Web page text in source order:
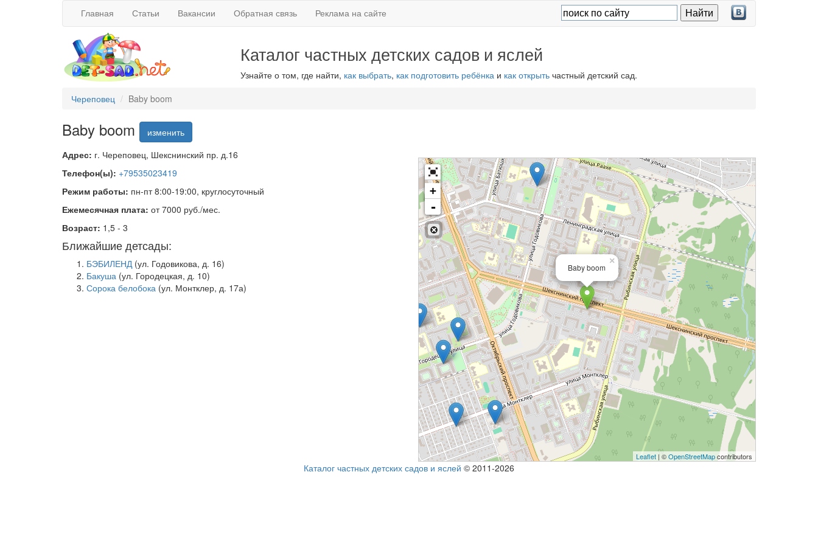
Главная Статьи Вакансии Обратная связь Реклама на сайте
Каталог частных детских садов и яслей
Узнайте о том, где найти, как выбрать, как подготовить ребёнкаи как открытьчастный детский сад.
Череповец
Baby boom
Baby boom
изменить
Адрес: г. Череповец, Шекснинский пр. д.16
Телефон(ы): +79535023419
Режим работы: пн-пт 8:00-19:00, круглосуточный
Ежемесячная плата: от 7000 руб./мес.
Возраст: 1,5 - 3
Ближайшие детсады:
БЭБИЛЕНД(ул. Годовикова, д. 16)
Бакуша (ул. Городецкая, д. 10)
Сорока белобока (ул. Монтклер, д. 17а)
×
Baby boom
+
-
Leaflet | ©OpenStreetMapcontributors
Каталог частных детских садов и яслей © 2011-2026